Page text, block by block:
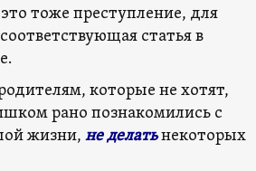
тоже преступление, для
статья в
которые не хотят,
рано познакомились с
жизни, не делатьнекоторых